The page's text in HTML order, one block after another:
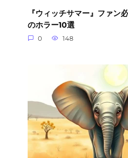
『ウィッチサマー』ファン
のホラー10選
0 148